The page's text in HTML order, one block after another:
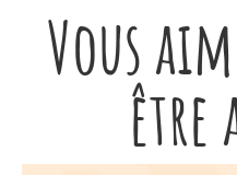
Vous
être